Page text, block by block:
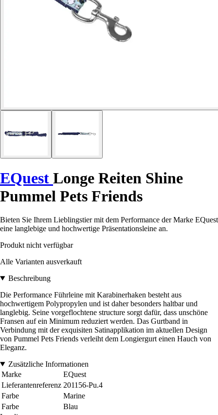
EQuest Longe Reiten Shine
Pummel Pets Friends
Bieten Sie Ihrem Lieblingstier mit dem Performance der Marke EQuest
eine langlebige und hochwertige Präsentationsleine an.
Produkt nicht verfügbar
Alle Varianten ausverkauft
Beschreibung
Die Performance Führleine mit Karabinerhaken besteht aus
hochwertigem Polypropylen und ist daher besonders haltbar und
langlebig. Seine vorgeflochtene structure sorgt dafür, dass unschöne
Fransen auf ein Minimum reduziert werden. Das Gurtband in
Verbindung mit der exquisiten Satinapplikation im aktuellen Design
von Pummel Pets Friends verleiht dem Longiergurt einen Hauch von
Eleganz.
Zusätzliche Informationen
Marke
EQuest
Lieferantenreferenz 201156-Pu.4
Farbe
Marine
Farbe
Blau